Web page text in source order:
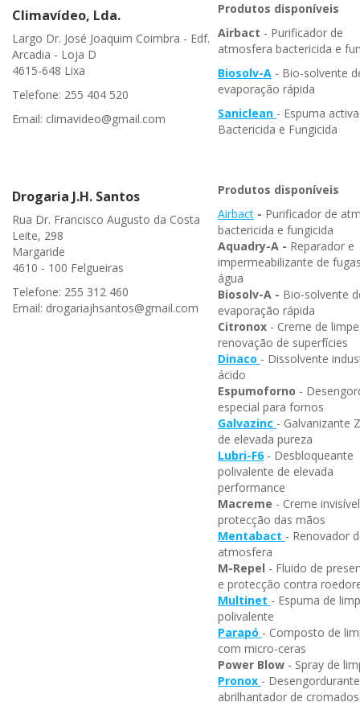
Climavídeo, Lda.
Largo Dr. José Joaquim Coimbra - Edf.
Arcadia - Loja D
4615-648 Lixa
Telefone: 255 404 520
Email: climavideo@gmail.com
Produtos disponíveis
Airbact - Purificador de
atmosfera bactericida e
Biosolv-A - Bio-solvente
evaporação rápida
Saniclean - Espuma activa
Bactericida e Fungicida
Drogaria J.H. Santos
Rua Dr. Francisco Augusto da Costa
Leite, 298
Margaride
4610 - 100 Felgueiras
Telefone: 255 312 460
Email: drogariajhsantos@gmail.com
Produtos disponíveis
Airbact - Purificador de
bactericida e fungicida
Aquadry-A - Reparador e
impermeabilizante de
água
Biosolv-A - Bio-solvente
evaporação rápida
Citronox - Creme de
renovação de superfícies
Dinaco - Dissolvente
ácido
Espumoforno -
especial para fornos
Galvazinc - Galvanizante
de elevada pureza
Lubri-F6- Desbloqueante
polivalente de elevada
performance
Macreme - Creme
protecção das mãos
Mentabact - Renovador
atmosfera
M-Repel - Fluido de
e protecção contra
Multinet - Espuma de
polivalente
Parapó - Composto de
com micro-ceras
Power Blow - Spray de
Pronox - Desengordurante
abrilhantador de